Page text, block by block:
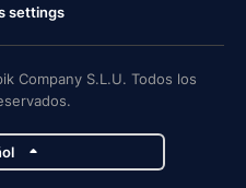
settings
Company S.L.U. Todos los